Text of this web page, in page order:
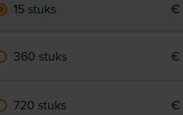
15 stuks €
360 stuks €
720 stuks €